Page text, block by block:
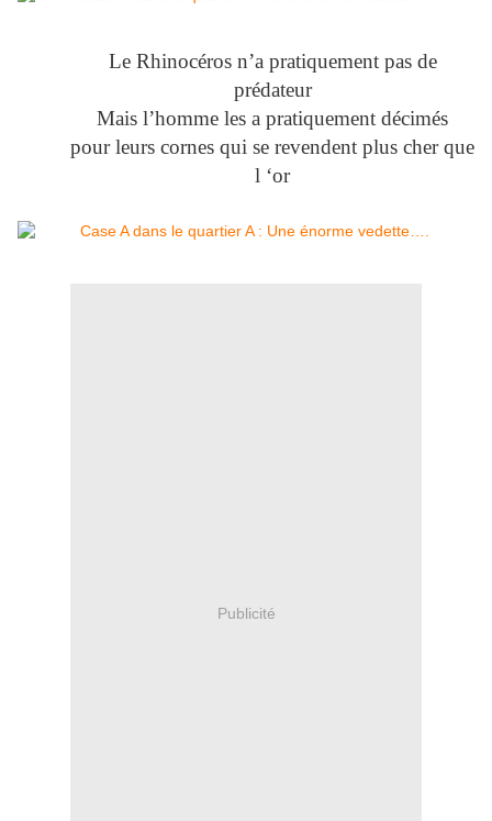
Le Rhinocéros n’a pratiquement pas de
prédateur
Mais l’homme les a pratiquement décimés
pour leurs cornes qui se revendent plus cher que
l ‘or
Publicité